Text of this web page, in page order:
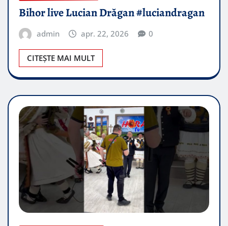
Bihor live Lucian Drăgan #luciandragan
admin apr. 22, 2026 0
CITEȘTE MAI MULT